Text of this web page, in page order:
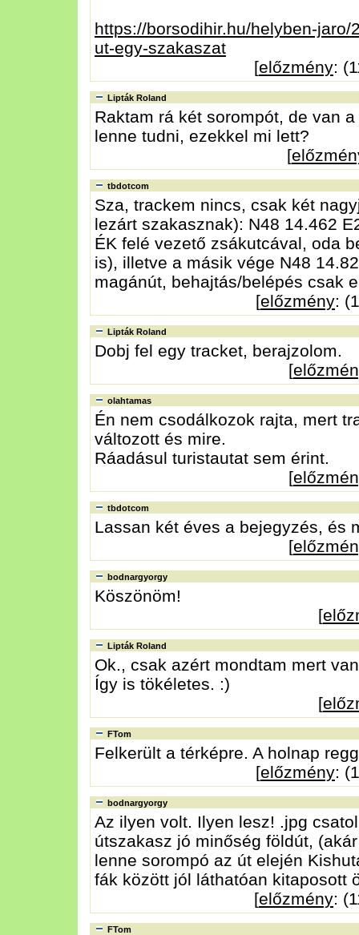
https://borsodihir.hu/helyben-
ut-egy-szakaszat
[előzmény:
Lipták Roland
Raktam rá két sorompót, de van
lenne tudni, ezekkel mi lett?
[
tbdotcom
Sza, trackem nincs, csak két
lezárt szakasznak): N48 14.462
ÉK felé vezető zsákutcával, oda
is), illetve a másik vége N48
magánút, behajtás/belépés csak
[előzmény:
Lipták Roland
Dobj fel egy tracket, berajzolom.
[
olahtamas
Én nem csodálkozok rajta, mert
változott és mire.
Ráadásul turistautat sem érint.
[
tbdotcom
Lassan két éves a bejegyzés, és
[
bodnargyorgy
Köszönöm!
[
Lipták Roland
Ok., csak azért mondtam mert
Így is tökéletes. :)
[
FTom
Felkerült a térképre. A holnap
[előzmény:
bodnargyorgy
Az ilyen volt. Ilyen lesz! .jpg
útszakasz jó minőség földút,
lenne sorompó az út elején
fák között jól láthatóan kitaposott
[előzmény:
FTom